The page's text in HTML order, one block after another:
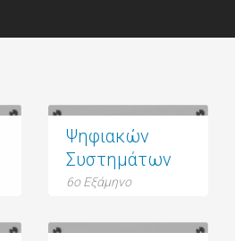
Ψηφιακών
Συστημάτων
6ο Εξάμηνο